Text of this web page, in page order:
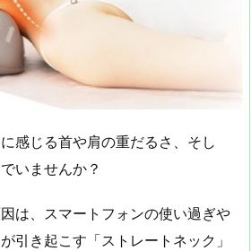
感じる首や肩の重だるさ、そし
いませんか？
は、スマートフォンの使い過ぎや
引き起こす「ストレートネック」